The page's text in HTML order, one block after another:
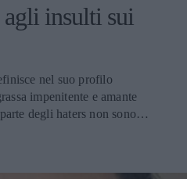
insulti sui
nel suo profilo
impenitente e amante
degli haters non sono